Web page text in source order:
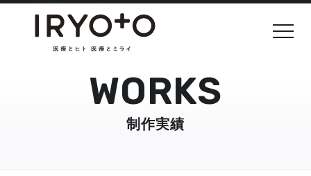
WORKS
制作実績